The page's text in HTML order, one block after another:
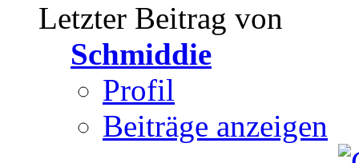
Letzter Beitrag von
Schmiddie
Profil
Beiträge anzeigen